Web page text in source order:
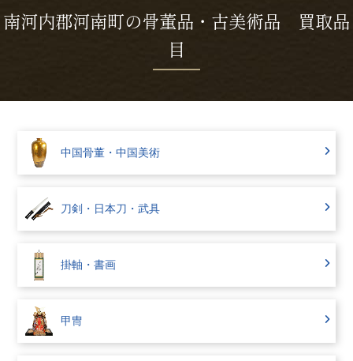
南河内郡河南町の骨董品・古美術品 買取品
目
中国骨董・中国美術
刀剣・日本刀・武具
掛軸・書画
甲冑